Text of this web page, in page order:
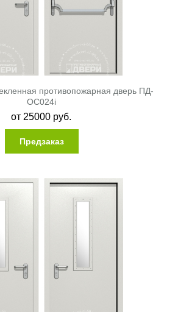
противопожарная дверь ПД-
ОС024i
от 25000 руб.
Предзаказ